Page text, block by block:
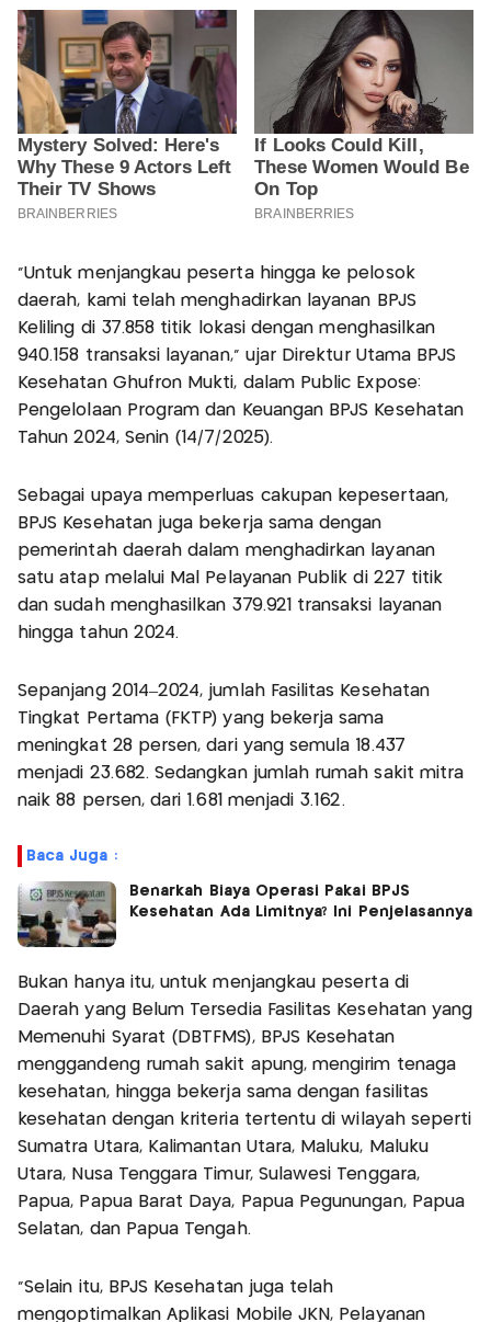
"Untuk menjangkau peserta hingga ke pelosok
daerah, kami telah menghadirkan layanan BPJS
Keliling di 37.858 titik lokasi dengan menghasilkan
940.158 transaksi layanan," ujar Direktur Utama BPJS
Kesehatan Ghufron Mukti, dalam Public Expose:
Pengelolaan Program dan Keuangan BPJS Kesehatan
Tahun 2024, Senin (14/7/2025).
Sebagai upaya memperluas cakupan kepesertaan,
BPJS Kesehatan juga bekerja sama dengan
pemerintah daerah dalam menghadirkan layanan
satu atap melalui Mal Pelayanan Publik di 227 titik
dan sudah menghasilkan 379.921 transaksi layanan
hingga tahun 2024.
Sepanjang 2014–2024, jumlah Fasilitas Kesehatan
Tingkat Pertama (FKTP) yang bekerja sama
meningkat 28 persen, dari yang semula 18.437
menjadi 23.682. Sedangkan jumlah rumah sakit mitra
naik 88 persen, dari 1.681 menjadi 3.162.
Baca Juga :
Benarkah Biaya Operasi Pakai BPJS
Kesehatan Ada Limitnya? Ini Penjelasannya
Bukan hanya itu, untuk menjangkau peserta di
Daerah yang Belum Tersedia Fasilitas Kesehatan yang
Memenuhi Syarat (DBTFMS), BPJS Kesehatan
menggandeng rumah sakit apung, mengirim tenaga
kesehatan, hingga bekerja sama dengan fasilitas
kesehatan dengan kriteria tertentu di wilayah seperti
Sumatra Utara, Kalimantan Utara, Maluku, Maluku
Utara, Nusa Tenggara Timur, Sulawesi Tenggara,
Papua, Papua Barat Daya, Papua Pegunungan, Papua
Selatan, dan Papua Tengah.
"Selain itu, BPJS Kesehatan juga telah
mengoptimalkan Aplikasi Mobile JKN, Pelayanan